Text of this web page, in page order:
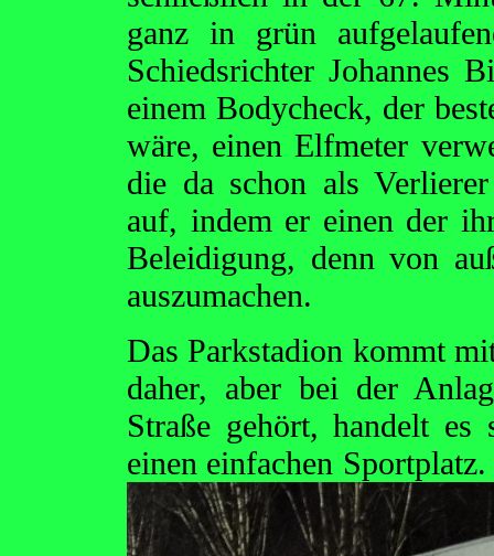
ganz in grün
Schiedsrichter Johannes
einem Bodycheck, der
wäre, einen Elfmeter
die da schon als
auf, indem er einen der
Beleidigung, denn von
auszumachen.
Das Parkstadion kommt
daher, aber bei der
Straße gehört, handelt
einen einfachen